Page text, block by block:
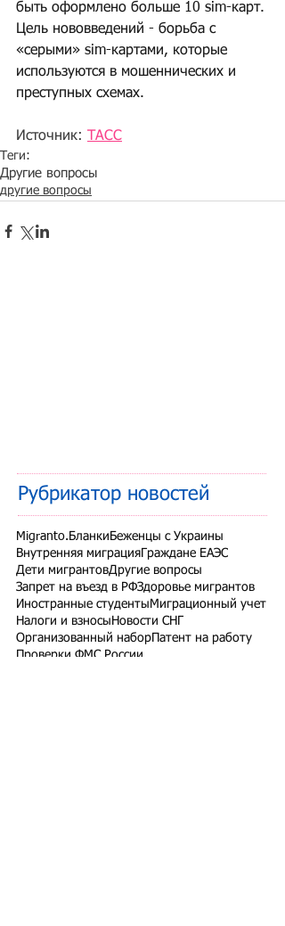
быть оформлено больше 10 sim-карт.
Цель нововведений - борьба с
«серыми» sim-картами, которые
используются в мошеннических и
преступных схемах.
Источник: ТАСС
Теги:
Другие вопросы
другие вопросы
Рубрикатор новостей
Migranto.Бланки Беженцы с Украины
Внутренняя миграция Граждане ЕАЭС
Дети мигрантовДругие вопросы
Запрет на въезд в РФЗдоровье мигрантов
Иностранные студенты Миграционный учет
Налоги и взносы Новости СНГ
Организованный набор Патент на работу
Проверки ФМС России